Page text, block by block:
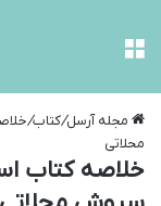
مجله آرسل/کتاب/
محلاتی
خلاصه کتاب